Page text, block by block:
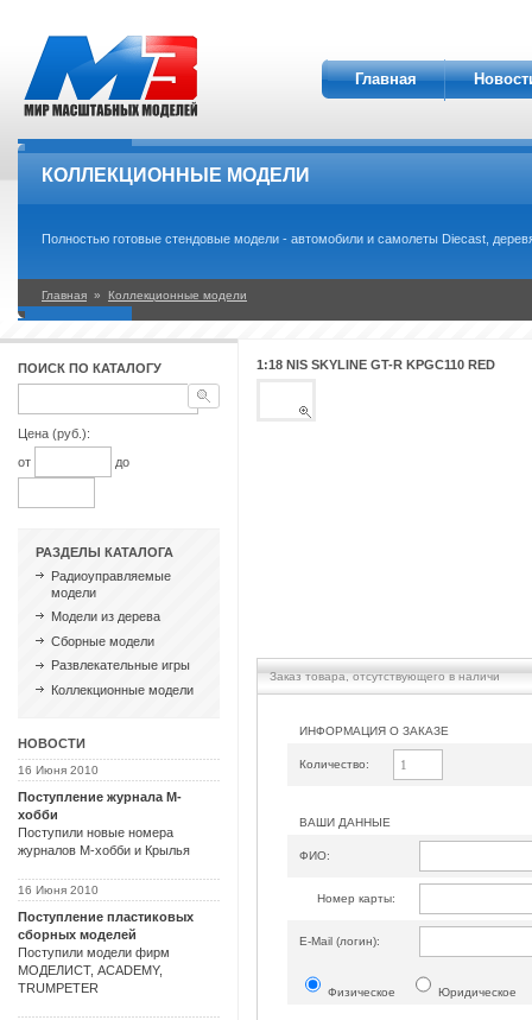
Главная
КОЛЛЕКЦИОННЫЕ МОДЕЛИ
Полностью готовые стендовые модели - автомобили и самолеты Diecast,
Главная » Коллекционные модели
ПОИСК ПО КАТАЛОГУ
Цена (руб.):
от
до
РАЗДЕЛЫ КАТАЛОГА
Радиоуправляемые
модели
Модели из дерева
Сборные модели
Развлекательные игры
Коллекционные модели
НОВОСТИ
16 Июня 2010
Поступление журнала М-
хобби
Поступили новые номера
журналов М-хобби и Крылья
16 Июня 2010
Поступление пластиковых
сборных моделей
Поступили модели фирм
МОДЕЛИСТ, ACADEMY,
TRUMPETER
1:18 NIS SKYLINE GT-R KPGC110 RED
Заказ товара, отсутствующего в наличи
ИНФОРМАЦИЯ О ЗАКАЗЕ
Количество:
ВАШИ ДАННЫЕ
ФИО:
Номер карты:
Е-Mail (логин):
Физическое Юридическое